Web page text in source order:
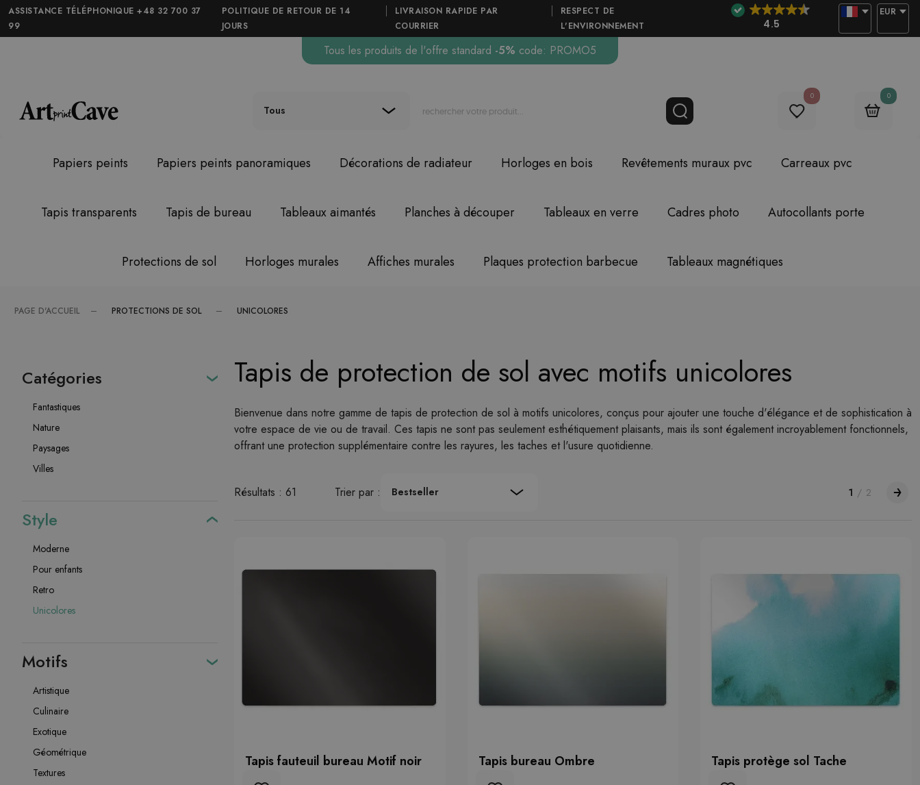
ASSISTANCE TÉLÉPHONIQUE +48 32 700 37
99
POLITIQUE DE RETOUR DE 14
JOURS
LIVRAISON RAPIDE PAR
COURRIER
RESPECT DE
L'ENVIRONNEMENT
4.5
EUR
Tous les produits de l'offre standard -5% code: PROMO5
Tous
0 0
Papiers peints Papiers peints panoramiques Décorations de radiateur Horloges en bois Revêtements muraux pvc Carreaux pvc
Tapis transparents Tapis de bureau Tableaux aimantés Planches à découper Tableaux en verre Cadres photo Autocollants porte
Protections de sol Horloges murales Affiches murales Plaques protection barbecue Tableaux magnétiques
PAGE D'ACCUEIL PROTECTIONS DE SOL UNICOLORES
Catégories
Fantastiques
Nature
Paysages
Villes
Style
Moderne
Pour enfants
Retro
Unicolores
Motifs
Artistique
Culinaire
Exotique
Géométrique
Textures
Tapis de protection de sol avec motifs unicolores
Bienvenue dans notre gamme de tapis de protection de sol à motifs unicolores, conçus pour ajouter une touche d'élégance et de sophistication à
votre espace de vie ou de travail. Ces tapis ne sont pas seulement esthétiquement plaisants, mais ils sont également incroyablement fonctionnels,
offrant une protection supplémentaire contre les rayures, les taches et l'usure quotidienne.
Résultats : 61 Trier par : Bestseller 1 / 2
Tapis fauteuil bureau Motif noir Tapis bureau Ombre Tapis protège sol Tache